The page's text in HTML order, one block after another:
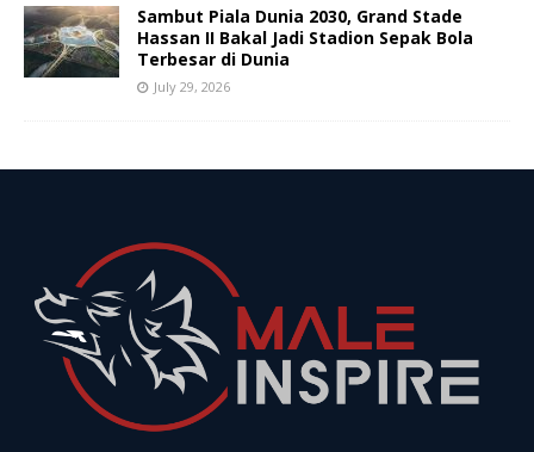
Sambut Piala Dunia 2030, Grand Stade
Hassan II Bakal Jadi Stadion Sepak Bola
Terbesar di Dunia
July 29, 2026